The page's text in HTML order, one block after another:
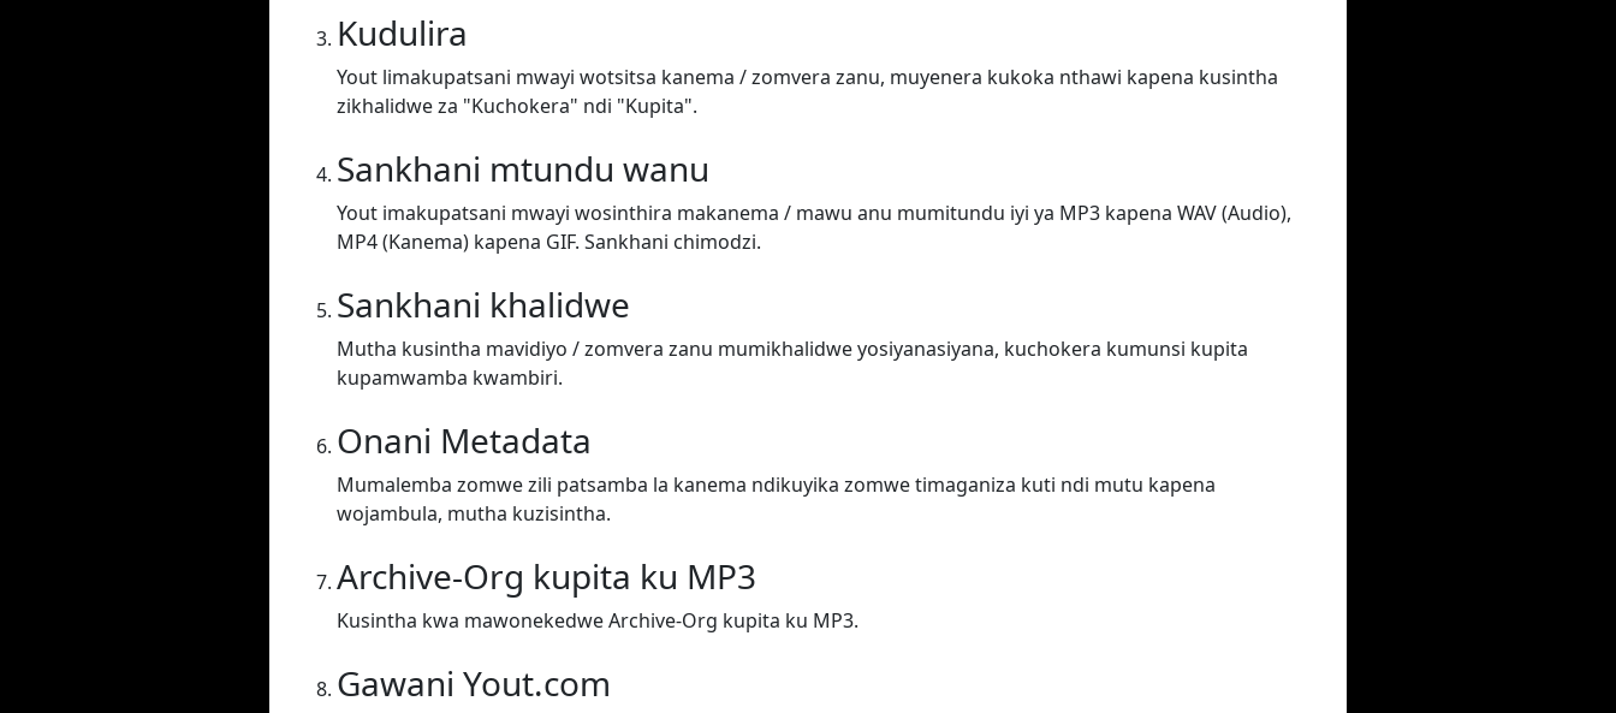
Kudulira
Yout limakupatsani mwayi wotsitsa kanema / zomvera zanu, muyenera kukoka nthawi kapena kusintha
zikhalidwe za "Kuchokera" ndi "Kupita".
Sankhani mtundu wanu
Yout imakupatsani mwayi wosinthira makanema / mawu anu mumitundu iyi ya MP3 kapena WAV (Audio),
MP4 (Kanema) kapena GIF. Sankhani chimodzi.
Sankhani khalidwe
Mutha kusintha mavidiyo / zomvera zanu mumikhalidwe yosiyanasiyana, kuchokera kumunsi kupita
kupamwamba kwambiri.
Onani Metadata
Mumalemba zomwe zili patsamba la kanema ndikuyika zomwe timaganiza kuti ndi mutu kapena
wojambula, mutha kuzisintha.
Archive-Org kupita ku MP3
Kusintha kwa mawonekedwe Archive-Org kupita ku MP3.
Gawani Yout.com